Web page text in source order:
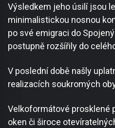
Výsledkem jeho úsilí jsou
minimalistickou nosnou
po své emigraci do
postupně rozšířily do
V poslední době našly
realizacích soukromých
Velkoformátové prosklené
oken či široce